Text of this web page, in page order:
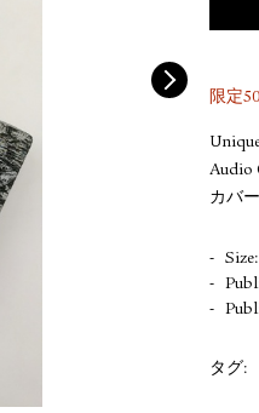
限定
Audio
カバ
Size
タグ: